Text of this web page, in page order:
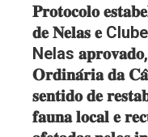
𝐏𝐫𝐨𝐭𝐨𝐜𝐨𝐥𝐨
𝐝𝐞 𝐍𝐞𝐥𝐚𝐬 𝐞
Nelas
𝐎𝐫𝐝𝐢𝐧𝐚́𝐫𝐢𝐚 𝐝𝐚
𝐬𝐞𝐧𝐭𝐢𝐝𝐨 𝐝𝐞
𝐟𝐚𝐮𝐧𝐚 𝐥𝐨𝐜𝐚𝐥 𝐞